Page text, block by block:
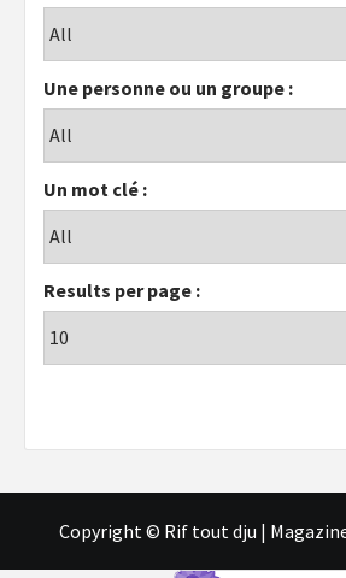
Une personne ou un groupe :
Un mot clé :
Results per page :
Copyright © Rif tout dju |